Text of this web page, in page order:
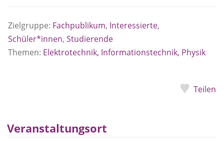
Zielgruppe: Fachpublikum, Interessierte,
Schüler*innen, Studierende
Themen: Elektrotechnik, Informationstechnik, Physik
Teilen
Veranstaltungsort